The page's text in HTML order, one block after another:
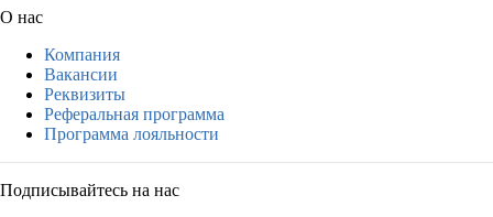
О нас
Компания
Вакансии
Реквизиты
Реферальная программа
Программа лояльности
Подписывайтесь на нас